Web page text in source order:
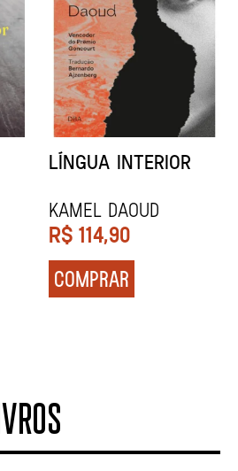
UCRÂNIA
Andrei Kurkov
R$ 139,90
COMPRAR